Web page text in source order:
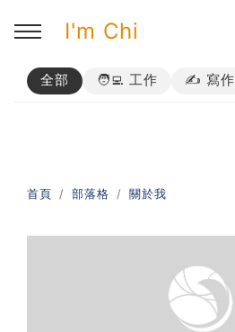
I'm Chi
回主選單
➡︎ 訂閱制方案
回主選單
➡︎ 1 對 1 寫作教練
回主選單
➡︎ 線上課程
回主選單
所有主題
AI 職場應用｜ChatGPT 進階
全部 🧑‍💻 工作 ✍️ 寫作
首頁 部落格 關於我